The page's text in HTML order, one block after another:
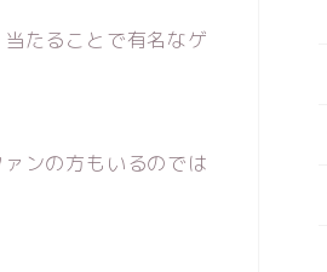
たることで有名なゲ
ンの方もいるのでは